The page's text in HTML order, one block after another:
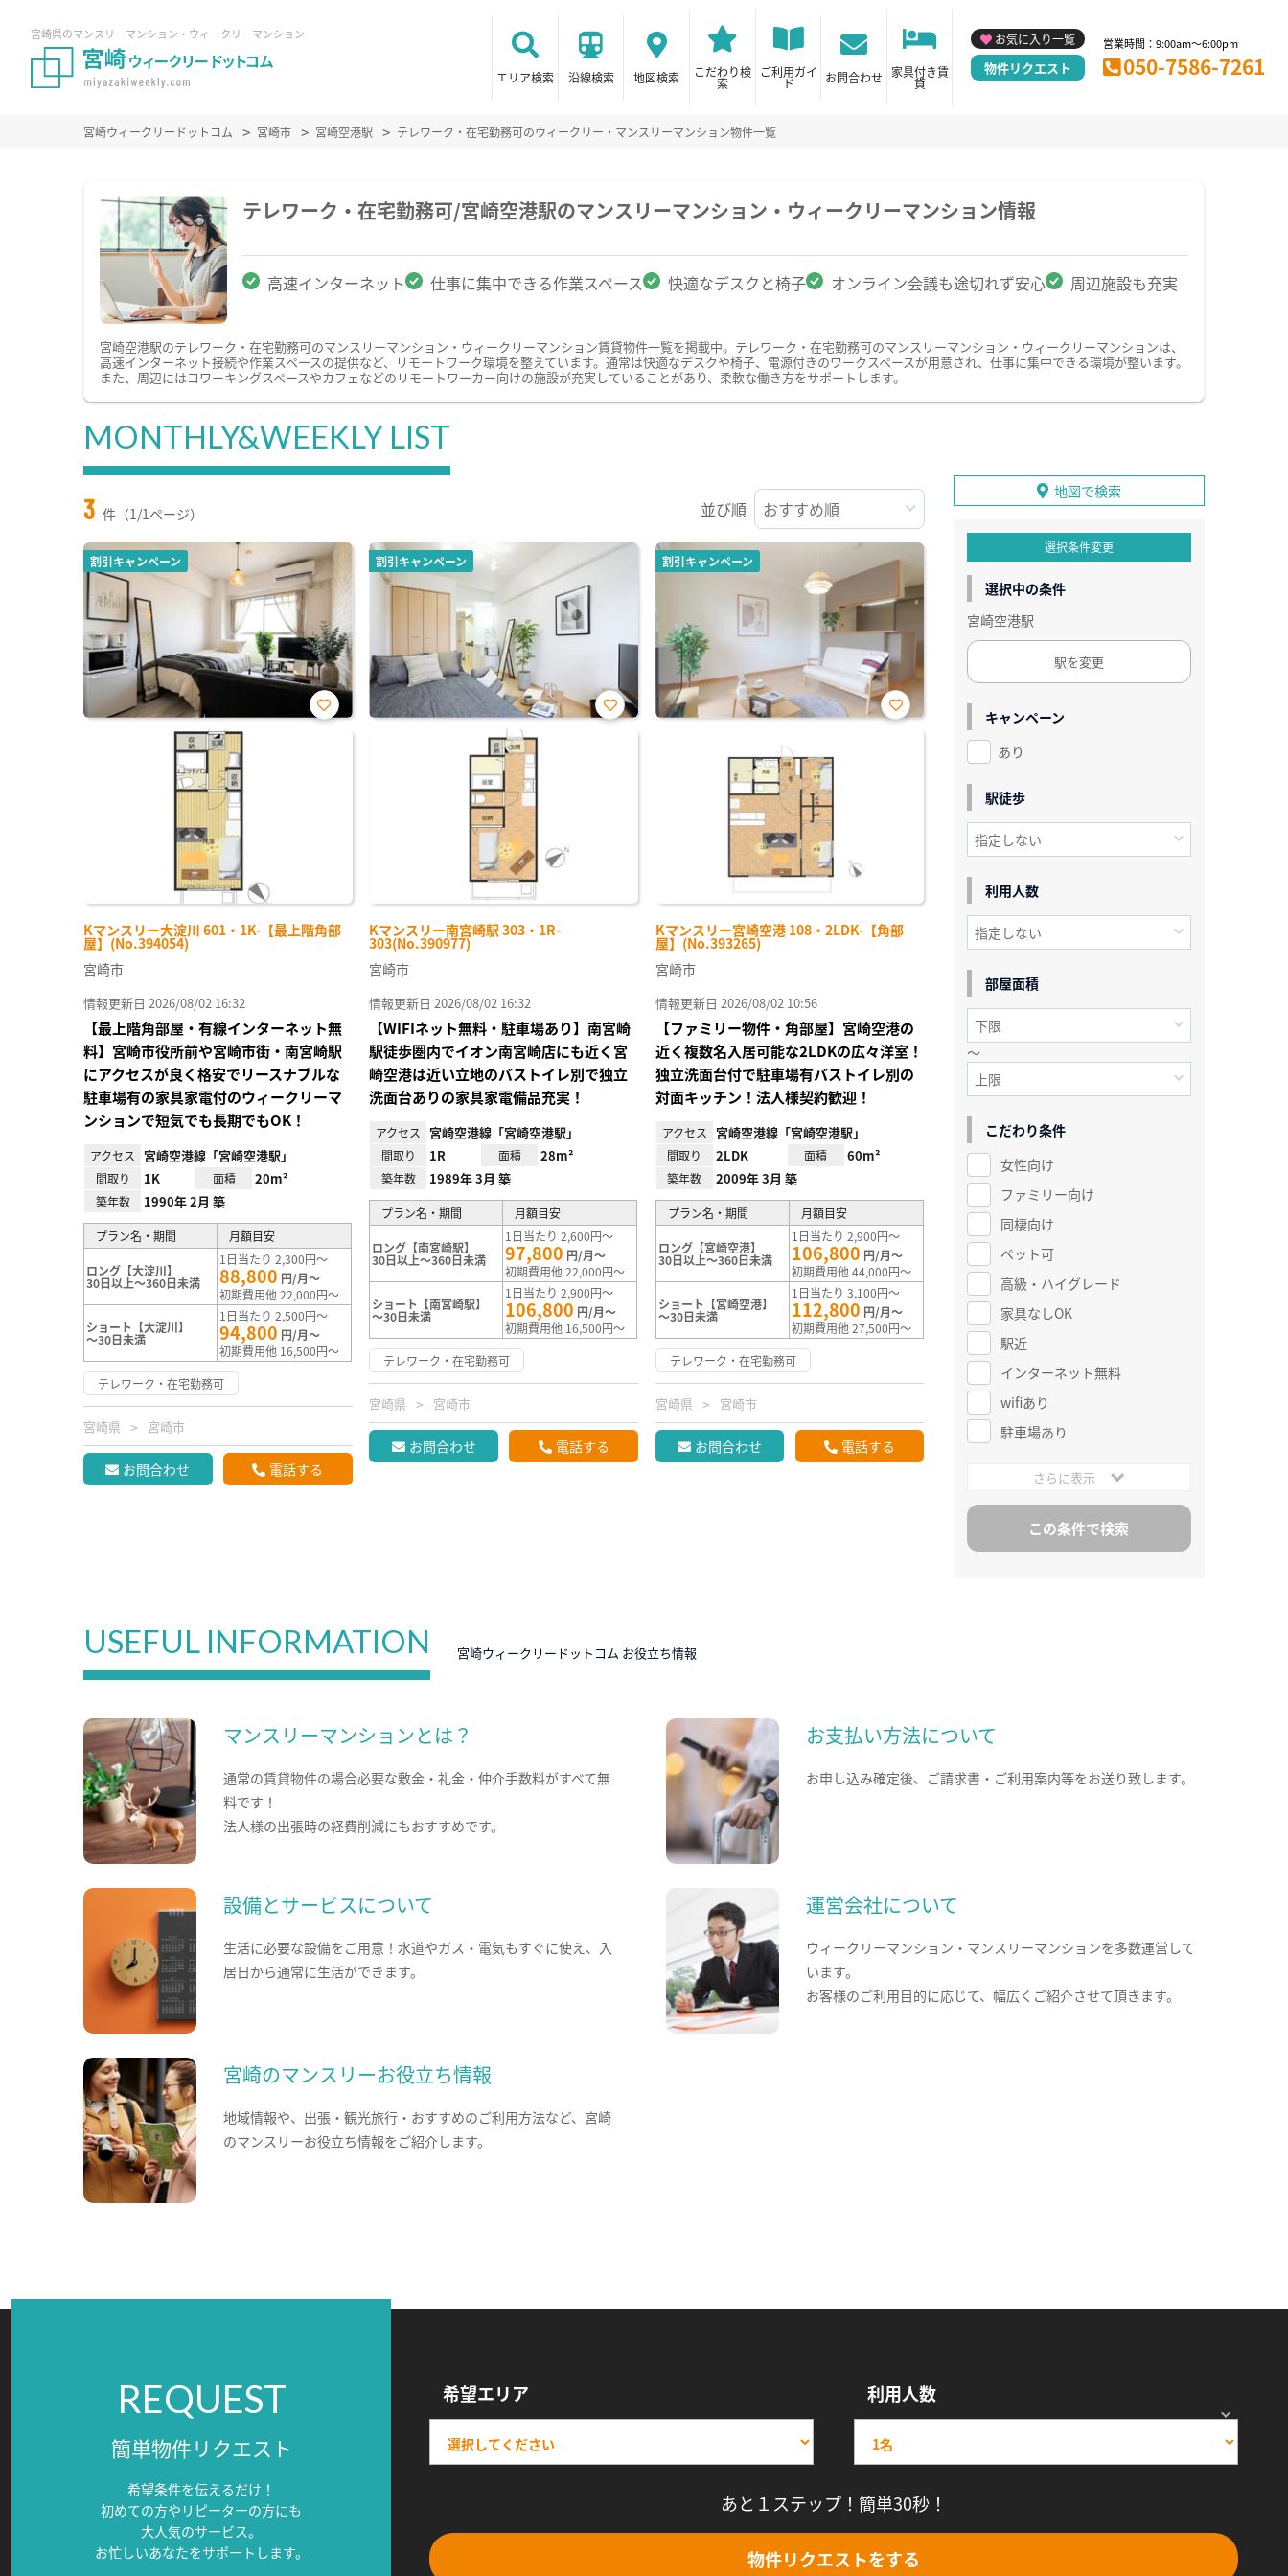
宮崎県のマンスリーマンション・ウィークリーマンション
エリア検索 沿線検索 地図検索 こだわり検
索
ご利用ガイ
ド お問合わせ 家具付き賃
貸
お気に入り一覧
物件リクエスト
営業時間：9:00am～6:00pm
050-7586-7261
宮崎ウィークリードットコム 宮崎市 宮崎空港駅 テレワーク・在宅勤務可のウィークリー・マンスリーマンション物件一覧
テレワーク・在宅勤務可/宮崎空港駅のマンスリーマンション・ウィークリーマンション情報
高速インターネット 仕事に集中できる作業スペース 快適なデスクと椅子 オンライン会議も途切れず安心 周辺施設も充実
宮崎空港駅のテレワーク・在宅勤務可のマンスリーマンション・ウィークリーマンション賃貸物件一覧を掲載中。テレワーク・在宅勤務可のマンスリーマンション・ウィークリーマンションは、
高速インターネット接続や作業スペースの提供など、リモートワーク環境を整えています。通常は快適なデスクや椅子、電源付きのワークスペースが用意され、仕事に集中できる環境が整います。
また、周辺にはコワーキングスペースやカフェなどのリモートワーカー向けの施設が充実していることがあり、柔軟な働き方をサポートします。
MONTHLY&WEEKLY LIST
3 件（1/1ページ） 並び順
割引キャンペーン
Kマンスリー大淀川 601・1K-【最上階角部
屋】(No.394054)
お気
宮崎市
情報更新日 2026/08/02 16:32
【最上階角部屋・有線インターネット無
料】宮崎市役所前や宮崎市街・南宮崎駅
にアクセスが良く格安でリースナブルな
駐車場有の家具家電付のウィークリーマ
ンションで短気でも長期でもOK！
アクセス 宮崎空港線「宮崎空港駅」
間取り 1K 面積 20m²
築年数 1990年 2月 築
プラン名・期間 月額目安
ロング【大淀川】
30日以上～360日未満
1日当たり 2,300円～
88,800 円/月～
初期費用他 22,000円～
ショート【大淀川】
～30日未満
1日当たり 2,500円～
94,800 円/月～
初期費用他 16,500円～
テレワーク・在宅勤務可
宮崎県 宮崎市
お問合わせ 電話する
割引キャンペーン
Kマンスリー南宮崎駅 303・1R-
303(No.390977)
お気
宮崎市
情報更新日 2026/08/02 16:32
【WIFIネット無料・駐車場あり】南宮崎
駅徒歩圏内でイオン南宮崎店にも近く宮
崎空港は近い立地のバストイレ別で独立
洗面台ありの家具家電備品充実！
アクセス 宮崎空港線「宮崎空港駅」
間取り 1R 面積 28m²
築年数 1989年 3月 築
プラン名・期間 月額目安
ロング【南宮崎駅】
30日以上～360日未満
1日当たり 2,600円～
97,800 円/月～
初期費用他 22,000円～
ショート【南宮崎駅】
～30日未満
1日当たり 2,900円～
106,800 円/月～
初期費用他 16,500円～
テレワーク・在宅勤務可
宮崎県 宮崎市
お問合わせ 電話する
割引キャンペーン
Kマンスリー宮崎空港 108・2LDK-【角部
屋】(No.393265)
お気
宮崎市
情報更新日 2026/08/02 10:56
【ファミリー物件・角部屋】宮崎空港の
近く複数名入居可能な2LDKの広々洋室！
独立洗面台付で駐車場有バストイレ別の
対面キッチン！法人様契約歓迎！
アクセス 宮崎空港線「宮崎空港駅」
間取り 2LDK 面積 60m²
築年数 2009年 3月 築
プラン名・期間 月額目安
ロング【宮崎空港】
30日以上～360日未満
1日当たり 2,900円～
106,800 円/月～
初期費用他 44,000円～
ショート【宮崎空港】
～30日未満
1日当たり 3,100円～
112,800 円/月～
初期費用他 27,500円～
テレワーク・在宅勤務可
宮崎県 宮崎市
お問合わせ 電話する
地図で検索
選択条件変更
選択中の条件
宮崎空港駅
駅を変更
キャンペーン
あり
駅徒歩
利用人数
部屋面積
～
こだわり条件
女性向け
ファミリー向け
同棲向け
ペット可
高級・ハイグレード
家具なしOK
駅近
インターネット無料
wifiあり
駐車場あり
さらに表示
USEFUL INFORMATION 宮崎ウィークリードットコム お役立ち情報
マンスリーマンションとは？
通常の賃貸物件の場合必要な敷金・礼金・仲介手数料がすべて無
料です！
法人様の出張時の経費削減にもおすすめです。
お支払い方法について
お申し込み確定後、ご請求書・ご利用案内等をお送り致します。
設備とサービスについて
生活に必要な設備をご用意！水道やガス・電気もすぐに使え、入
居日から通常に生活ができます。
運営会社について
ウィークリーマンション・マンスリーマンションを多数運営して
います。
お客様のご利用目的に応じて、幅広くご紹介させて頂きます。
宮崎のマンスリーお役立ち情報
地域情報や、出張・観光旅行・おすすめのご利用方法など、宮崎
のマンスリーお役立ち情報をご紹介します。
REQUEST
簡単物件リクエスト
希望条件を伝えるだけ！
初めての方やリピーターの方にも
大人気のサービス。
お忙しいあなたをサポートします。
希望エリア 利用人数
あと１ステップ！簡単30秒！
物件リクエストをする